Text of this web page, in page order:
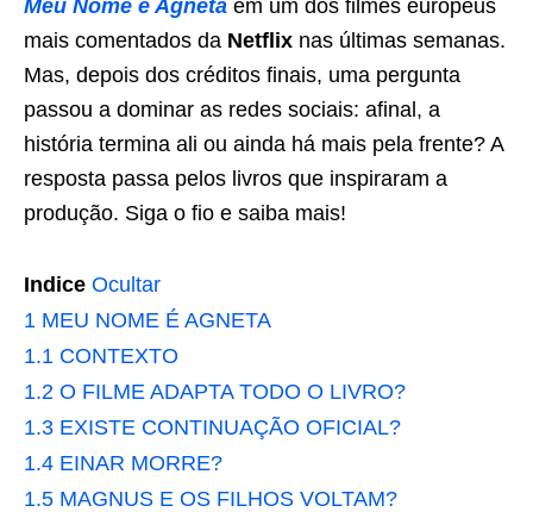
Meu Nome é Agneta em um dos filmes europeus
mais comentados da Netflix nas últimas semanas.
Mas, depois dos créditos finais, uma pergunta
passou a dominar as redes sociais: afinal, a
história termina ali ou ainda há mais pela frente? A
resposta passa pelos livros que inspiraram a
produção. Siga o fio e saiba mais!
Indice Ocultar
1 MEU NOME É AGNETA
1.1 CONTEXTO
1.2 O FILME ADAPTA TODO O LIVRO?
1.3 EXISTE CONTINUAÇÃO OFICIAL?
1.4 EINAR MORRE?
1.5 MAGNUS E OS FILHOS VOLTAM?